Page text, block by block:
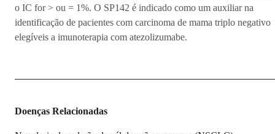
o IC for > ou = 1%. O SP142 é indicado como um auxiliar na
identificação de pacientes com carcinoma de mama triplo negativo
elegíveis a imunoterapia com atezolizumabe.
Doenças Relacionadas